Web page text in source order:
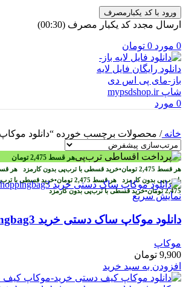
ورود با کد یکبارمصرف
ارسال مجدد کد یکبار مصرف (00:
30
)
0 مورد 0 تومان
0 مورد
خانه/ محصولات برچسب خورده “دانلود
هر قسط 2,475 تومان
هر قسط 2,475 تومان•خرید قسطی با ترب‌پی بدون کارمزد هر
با ترب‌پی بدون کارمزد هر قسط 2,475 تومان•خرید قسطی با
2,475 تومان•خرید قسطی با ترب‌پی بدون کارمزدنمایش سریع
دانلود موکاپ ساک دستی خرید mockup.shoppingbag3
موکاپ
9,900 تومان
افزودن به سبد خرید